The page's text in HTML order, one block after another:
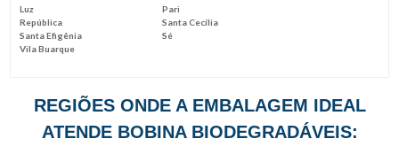
Luz
Pari
República
Santa Cecília
Santa Efigênia
Sé
Vila Buarque
REGIÕES ONDE A EMBALAGEM IDEAL
ATENDE BOBINA BIODEGRADÁVEIS: